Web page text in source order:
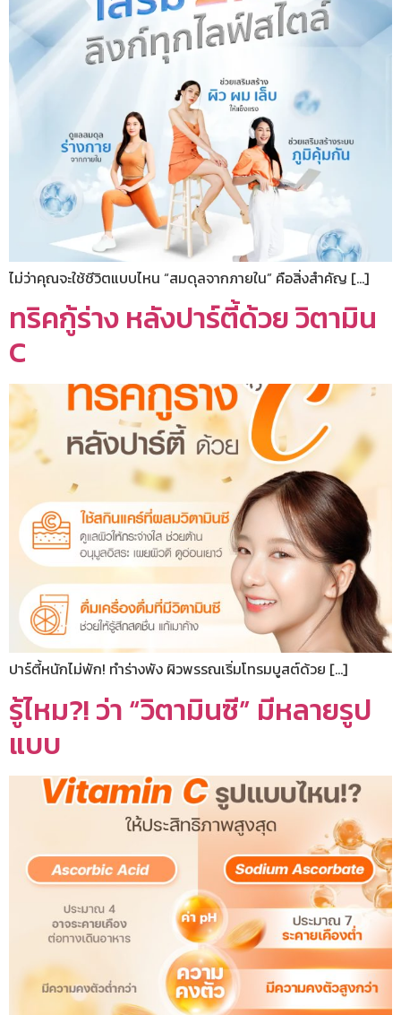
ไม่ว่าคุณจะใช้ชีวิตแบบไหน “สมดุลจากภายใน” คือสิ่งสำคัญ […]
ทริคกู้ร่าง หลังปาร์ตี้ด้วย วิตามิน
C
ปาร์ตี้หนักไม่พัก! ทำร่างพัง ผิวพรรณเริ่มโทรมบูสต์ด้วย […]
รู้ไหม?! ว่า “วิตามินซี” มีหลายรูป
แบบ